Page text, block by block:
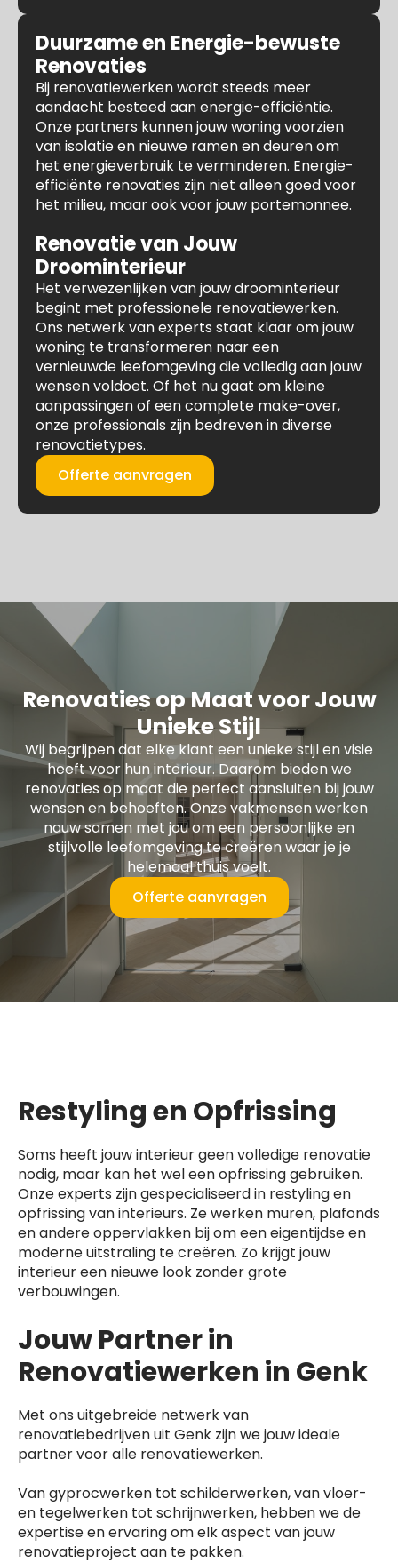
Duurzame en Energie-bewuste
Renovaties
Bij renovatiewerken wordt steeds meer
aandacht besteed aan energie-efficiëntie.
Onze partners kunnen jouw woning voorzien
van isolatie en nieuwe ramen en deuren om
het energieverbruik te verminderen. Energie-
efficiënte renovaties zijn niet alleen goed voor
het milieu, maar ook voor jouw portemonnee.
Renovatie van Jouw
Droominterieur
Het verwezenlijken van jouw droominterieur
begint met professionele renovatiewerken.
Ons netwerk van experts staat klaar om jouw
woning te transformeren naar een
vernieuwde leefomgeving die volledig aan jouw
wensen voldoet. Of het nu gaat om kleine
aanpassingen of een complete make-over,
onze professionals zijn bedreven in diverse
renovatietypes.
Offerte aanvragen
Renovaties op Maat voor Jouw
Unieke Stijl
Wij begrijpen dat elke klant een unieke stijl en visie
heeft voor hun interieur. Daarom bieden we
renovaties op maat die perfect aansluiten bij jouw
wensen en behoeften. Onze vakmensen werken
nauw samen met jou om een persoonlijke en
stijlvolle leefomgeving te creëren waar je je
helemaal thuis voelt.
Offerte aanvragen
Restyling en Opfrissing
Soms heeft jouw interieur geen volledige renovatie
nodig, maar kan het wel een opfrissing gebruiken.
Onze experts zijn gespecialiseerd in restyling en
opfrissing van interieurs. Ze werken muren, plafonds
en andere oppervlakken bij om een eigentijdse en
moderne uitstraling te creëren. Zo krijgt jouw
interieur een nieuwe look zonder grote
verbouwingen.
Jouw Partner in
Renovatiewerken in Genk
Met ons uitgebreide netwerk van
renovatiebedrijven uit Genk zijn we jouw ideale
partner voor alle renovatiewerken.
Van gyprocwerken tot schilderwerken, van vloer-
en tegelwerken tot schrijnwerken, hebben we de
expertise en ervaring om elk aspect van jouw
renovatieproject aan te pakken.